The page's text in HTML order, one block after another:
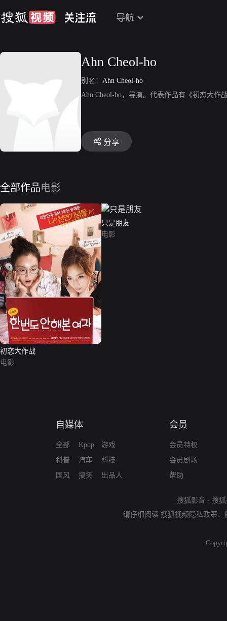
导航
Ahn Cheol-ho
别名： Ahn Cheol-ho
Ahn Cheol-ho，导演。代表作品有《初恋大作
分享
全部作品电影
初恋大作战
电影
只是朋友
电影
自媒体
全部
科普
国风
Kpop
汽车
搞笑
游戏
科技
出品人
会员
会员特权
会员剧场
帮助
搜狐影音 - 搜
请仔细阅读 搜狐视频隐私政策、